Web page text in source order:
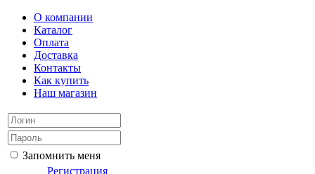
О компании
Каталог
Оплата
Доставка
Контакты
Как купить
Наш магазин
Запомнить меня
Регистрация